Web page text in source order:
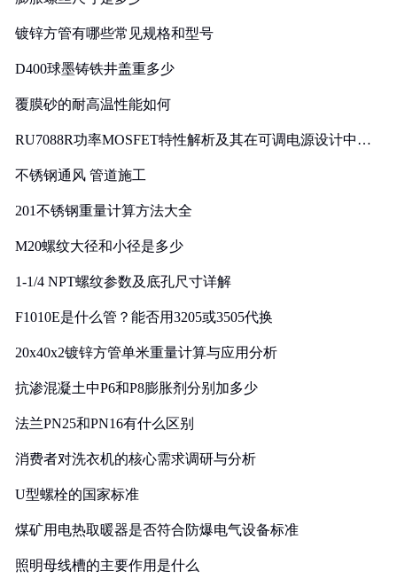
镀锌方管有哪些常见规格和型号
D400球墨铸铁井盖重多少
覆膜砂的耐高温性能如何
RU7088R功率MOSFET特性解析及其在可调电源设计中的
不锈钢通风 管道施工
201不锈钢重量计算方法大全
M20螺纹大径和小径是多少
1-1/4 NPT螺纹参数及底孔尺寸详解
F1010E是什么管？能否用3205或3505代换
20x40x2镀锌方管单米重量计算与应用分析
抗渗混凝土中P6和P8膨胀剂分别加多少
法兰PN25和PN16有什么区别
消费者对洗衣机的核心需求调研与分析
U型螺栓的国家标准
煤矿用电热取暖器是否符合防爆电气设备标准
照明母线槽的主要作用是什么